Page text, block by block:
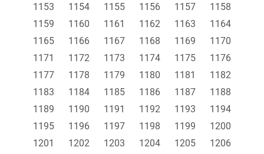
1153 1154 1155 1156 1157
1158
1159
1160 1161 1162 1163
1164
1165
1166 1167 1168 1169
1170
1171
1172 1173 1174 1175
1176
1177
1178 1179 1180 1181
1182
1183
1184 1185 1186 1187
1188
1189
1190 1191 1192 1193
1194
1195
1196 1197 1198 1199
1200
1201
1202 1203 1204 1205
1206